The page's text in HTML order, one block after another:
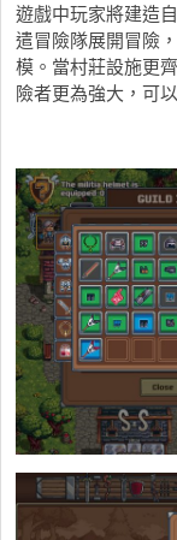
遊戲中玩家將建造
遣冒險隊展開冒險
模。當村莊設施更
險者更為強大，可